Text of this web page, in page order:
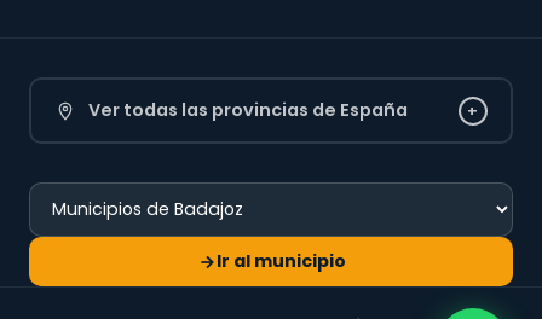
Ver todas las provincias de España +
Ir al municipio